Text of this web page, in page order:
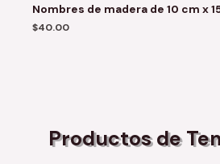
Nombres de madera de 10 cm x
$40.00
Productos de